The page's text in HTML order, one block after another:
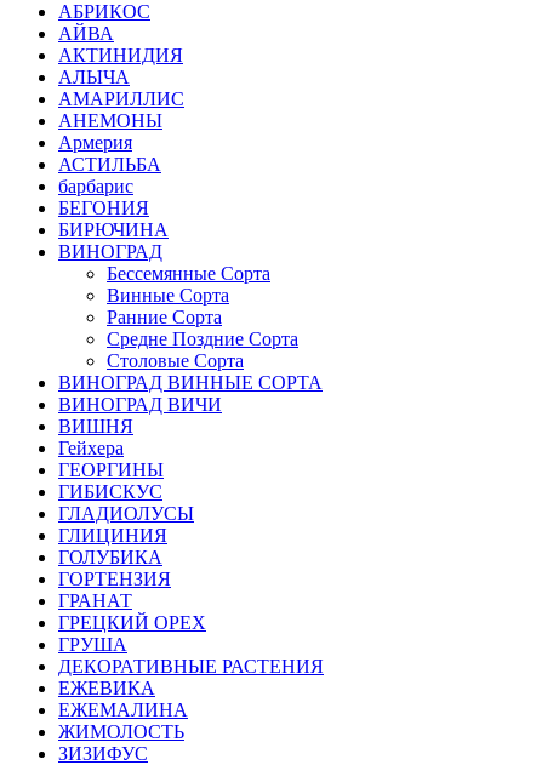
АБРИКОС
АЙВА
АКТИНИДИЯ
АЛЫЧА
АМАРИЛЛИС
АНЕМОНЫ
Армерия
АСТИЛЬБА
барбарис
БЕГОНИЯ
БИРЮЧИНА
ВИНОГРАД
Бессемянные Сорта
Винные Сорта
Ранние Сорта
Средне Поздние Сорта
Столовые Сорта
ВИНОГРАД ВИННЫЕ СОРТА
ВИНОГРАД ВИЧИ
ВИШНЯ
Гейхера
ГЕОРГИНЫ
ГИБИСКУС
ГЛАДИОЛУСЫ
ГЛИЦИНИЯ
ГОЛУБИКА
ГОРТЕНЗИЯ
ГРАНАТ
ГРЕЦКИЙ ОРЕХ
ГРУША
ДЕКОРАТИВНЫЕ РАСТЕНИЯ
ЕЖЕВИКА
ЕЖЕМАЛИНА
ЖИМОЛОСТЬ
ЗИЗИФУС